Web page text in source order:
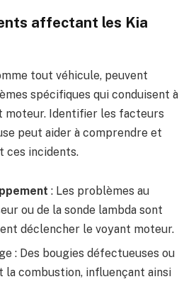
affectant les Kia
tout véhicule, peuvent
spécifiques qui conduisent à
moteur. Identifier les facteurs
peut aider à comprendre et
ces incidents.
: Les problèmes au
ou de la sonde lambda sont
déclencher le voyant moteur.
: Des bougies défectueuses ou
la combustion, influençant ainsi